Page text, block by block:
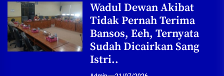
Wadul Dewan Akibat
Tidak Pernah Terima
Bansos, Eeh, Ternyata
Sudah Dicairkan Sang
Istri..